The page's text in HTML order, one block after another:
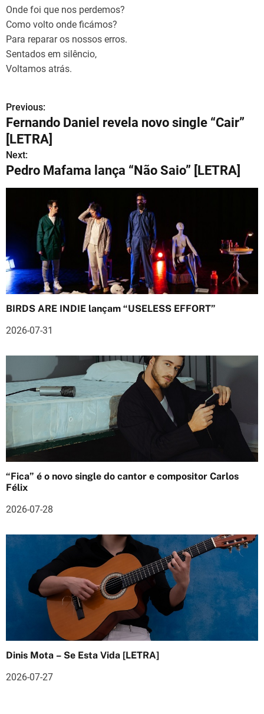
Onde foi que nos perdemos?
Como volto onde ficámos?
Para reparar os nossos erros.
Sentados em silêncio,
Voltamos atrás.
N
a
v
e
ç
ã
o
d
e
a
r
t
g
o
s
Previous:
Fernando Daniel revela novo single “Cair”
[LETRA]
Next:
Pedro Mafama lança “Não Saio” [LETRA]
BIRDS ARE INDIE lançam “USELESS EFFORT”
2026-07-31
“Fica” é o novo single do cantor e compositor Carlos
Félix
2026-07-28
Dinis Mota – Se Esta Vida [LETRA]
2026-07-27